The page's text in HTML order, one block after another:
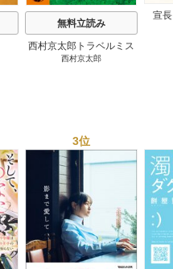
無料立読み
西村京太郎トラベルミス
テリー・セレクション 2
西村京太郎
宣
3位